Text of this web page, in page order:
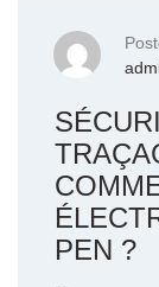
PEN ?